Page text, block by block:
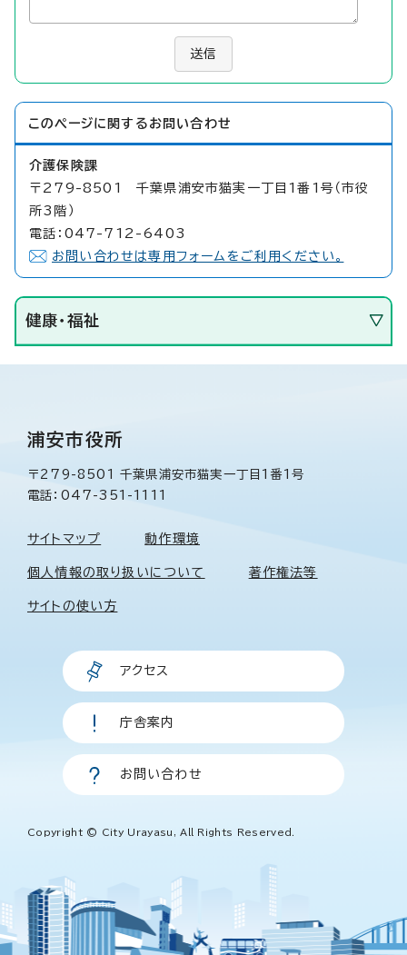
送信
このページに関する お問い合わせ
介護保険課
〒279-8501 千葉県浦安市猫実一丁目1番1号（市役
所3階）
電話：047-712-6403
お問い合わせは専用フォームをご利用ください。
健康・福祉
浦安市役所
〒279-8501 千葉県浦安市猫実一丁目1番1号
電話：047-351-1111
サイトマップ 動作環境
個人情報の取り扱いについて 著作権法等
サイトの使い方
アクセス
庁舎案内
お問い合わせ
Copyright © City Urayasu, All Rights Reserved.